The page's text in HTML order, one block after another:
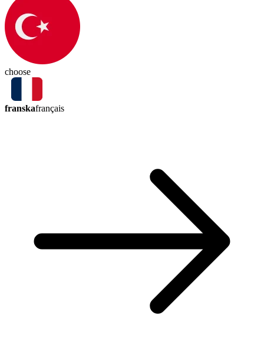
choose
franskafrançais